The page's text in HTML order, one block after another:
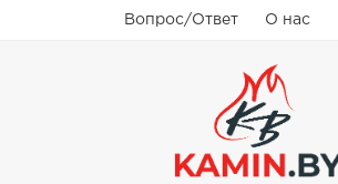
Вопрос/Ответ О нас